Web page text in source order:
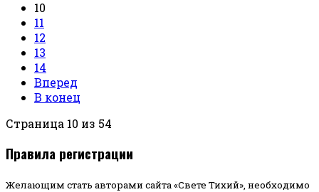
10
11
12
13
14
Вперед
В конец
Страница 10 из 54
Правила регистрации
Желающим стать авторами сайта «Свете Тихий», необходимо